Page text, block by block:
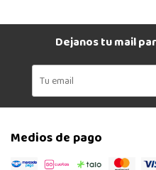
Dejanos tu mail
Medios de pago